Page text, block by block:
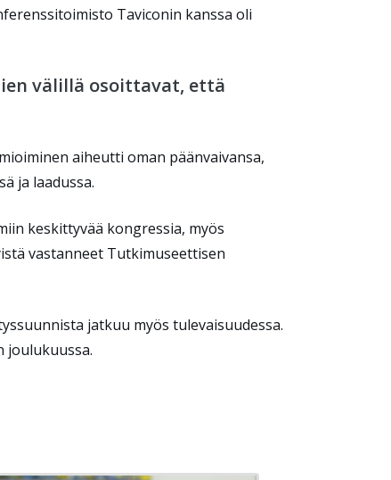
Taviconin kanssa oli
välillä osoittavat, että
aiheutti oman päänvaivansa,
ja laadussa.
keskittyvää kongressia, myös
vastanneet Tutkimuseettisen
jatkuu myös tulevaisuudessa.
joulukuussa.